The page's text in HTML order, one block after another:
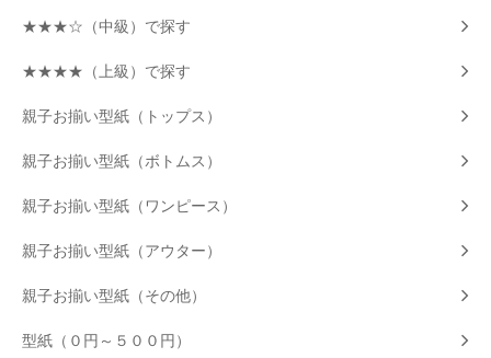
★★★☆（中級）で探す
★★★★（上級）で探す
親子お揃い型紙（トップス）
親子お揃い型紙（ボトムス）
親子お揃い型紙（ワンピース）
親子お揃い型紙（アウター）
親子お揃い型紙（その他）
型紙（０円～５００円）